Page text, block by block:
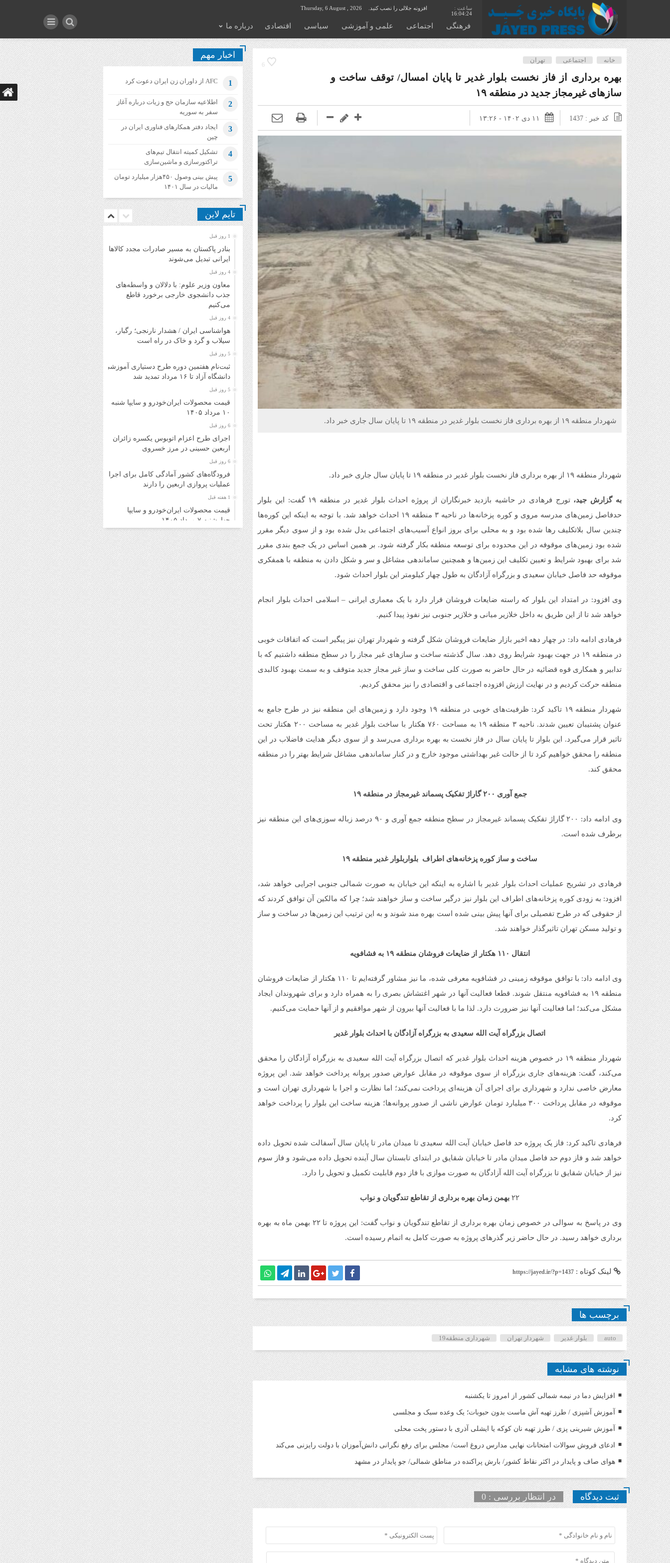
16:04:25
افزونه جلالی را نصب کنید. Thursday, 6 August , 2026
فرهنگی اجتماعی علمی و آموزشی سیاسی اقتصادی درباره ما
6
خانه اجتماعی تهران
بهره برداری از فاز نخست بلوار غدیر تا پایان امسال/ توقف ساخت و
سازهای غیرمجاز جدید در منطقه ۱۹
کد خبر : 1437 ۱۱ دی ۱۴۰۲ - ۱۳:۲۶
شهردار منطقه ۱۹ از بهره برداری فاز نخست بلوار غدیر در منطقه ۱۹ تا پایان سال جاری خبر داد.
شهردار منطقه ۱۹ از بهره برداری فاز نخست بلوار غدیر در منطقه ۱۹ تا پایان سال جاری خبر داد.
به گزارش جید،
تورج فرهادی در حاشیه بازدید خبرنگاران از پروژه احداث بلوار غدیر در منطقه ۱۹ گفت: این بلوار
حدفاصل زمین‌های مدرسه مروی و کوره پزخانه‌ها در ناحیه ۳ منطقه ۱۹ احداث خواهد شد. با توجه به اینکه این کوره‌ها
چندین سال بلاتکلیف رها شده بود و به محلی برای بروز انواع آسیب‌های اجتماعی بدل شده بود و از سوی دیگر مقرر
شده بود زمین‌های موقوفه در این محدوده برای توسعه منطقه بکار گرفته شود. بر همین اساس در یک جمع بندی مقرر
شد برای بهبود شرایط و تعیین تکلیف این زمین‌ها و همچنین ساماندهی مشاغل و سر و شکل دادن به منطقه با همفکری
موقوفه حد فاصل خیابان سعیدی و بزرگراه آزادگان به طول چهار کیلومتر این بلوار احداث شود.
وی افزود: در امتداد این بلوار که راسته ضایعات فروشان قرار دارد با یک معماری ایرانی – اسلامی احداث بلوار انجام
خواهد شد تا از این طریق به داخل خلازیر میانی و خلازیر جنوبی نیز نفوذ پیدا کنیم.
فرهادی ادامه داد: در چهار دهه اخیر بازار ضایعات فروشان شکل گرفته و شهردار تهران نیز پیگیر است که اتفاقات خوبی
در منطقه ۱۹ در جهت بهبود شرایط روی دهد. سال گذشته ساخت و سازهای غیر مجاز را در سطح منطقه داشتیم که با
تدابیر و همکاری قوه قضائیه در حال حاضر به صورت کلی ساخت و ساز غیر مجاز جدید متوقف و به سمت بهبود کالبدی
منطقه حرکت کردیم و در نهایت ارزش افزوده اجتماعی و اقتصادی را نیز محقق کردیم.
شهردار منطقه ۱۹ تاکید کرد: ظرفیت‌های خوبی در منطقه ۱۹ وجود دارد و زمین‌های این منطقه نیز در طرح جامع به
عنوان پشتیبان تعیین شدند. ناحیه ۳ منطقه ۱۹ به مساحت ۷۶۰ هکتار با ساخت بلوار غدیر به مساحت ۲۰۰ هکتار تحت
تاثیر قرار می‌گیرد. این بلوار تا پایان سال در فاز نخست به بهره برداری می‌رسد و از سوی دیگر هدایت فاضلاب در این
منطقه را محقق خواهیم کرد تا از حالت غیر بهداشتی موجود خارج و در کنار ساماندهی مشاغل شرایط بهتر را در منطقه
محقق کند.
جمع آوری ۲۰۰ گاراژ تفکیک پسماند غیرمجاز در منطقه ۱۹
وی ادامه داد: ۲۰۰ گاراژ تفکیک پسماند غیرمجاز در سطح منطقه جمع آوری و ۹۰ درصد زباله سوزی‌های این منطقه نیز
برطرف شده است.
ساخت و ساز کوره پزخانه‌های اطراف بلواربلوار غدیر منطقه ۱۹
فرهادی در تشریح عملیات احداث بلوار غدیر با اشاره به اینکه این خیابان به صورت شمالی جنوبی اجرایی خواهد شد،
افزود: به زودی کوره پزخانه‌های اطراف این بلوار نیز درگیر ساخت و ساز خواهند شد؛ چرا که مالکین آن توافق کردند که
از حقوقی که در طرح تفصیلی برای آنها پیش بینی شده است بهره مند شوند و به این ترتیب این زمین‌ها در ساخت و ساز
و تولید مسکن تهران تاثیرگذار خواهند شد.
انتقال ۱۱۰ هکتار از ضایعات فروشان منطقه ۱۹ به فشافویه
وی ادامه داد: با توافق موقوفه زمینی در فشافویه معرفی شده، ما نیز مشاور گرفته‌ایم تا ۱۱۰ هکتار از ضایعات فروشان
منطقه ۱۹ به فشافویه منتقل شوند. قطعا فعالیت آنها در شهر اغتشاش بصری را به همراه دارد و برای شهروندان ایجاد
مشکل می‌کند؛ اما فعالیت آنها نیز ضرورت دارد. لذا ما با فعالیت آنها بیرون از شهر موافقیم و از آنها حمایت می‌کنیم.
اتصال بزرگراه آیت الله سعیدی به بزرگراه آزادگان با احداث بلوار غدیر
شهردار منطقه ۱۹ در خصوص هزینه احداث بلوار غدیر که اتصال بزرگراه آیت الله سعیدی به بزرگراه آزادگان را محقق
می‌کند، گفت: هزینه‌های جاری بزرگراه از سوی موقوفه در مقابل عوارض صدور پروانه پرداخت خواهد شد. این پروژه
معارض خاصی ندارد و شهرداری برای اجرای آن هزینه‌ای پرداخت نمی‌کند؛ اما نظارت و اجرا با شهرداری تهران است و
موقوفه در مقابل پرداخت ۳۰۰ میلیارد تومان عوارض ناشی از صدور پروانه‌ها؛ هزینه ساخت این بلوار را پرداخت خواهد
کرد.
فرهادی تاکید کرد: فاز یک پروژه حد فاصل خیابان آیت الله سعیدی تا میدان مادر تا پایان سال آسفالت شده تحویل داده
خواهد شد و فاز دوم حد فاصل میدان مادر تا خیابان شقایق در ابتدای تابستان سال آینده تحویل داده می‌شود و فاز سوم
نیز از خیابان شقایق تا بزرگراه آیت الله آزادگان به صورت موازی با فاز دوم قابلیت تکمیل و تحویل را دارد.
۲۲ بهمن زمان بهره برداری از تقاطع تندگویان و نواب
وی در پاسخ به سوالی در خصوص زمان بهره برداری از تقاطع تندگویان و نواب گفت: این پروژه تا ۲۲ بهمن ماه به بهره
برداری خواهد رسید. در حال حاضر زیر گذرهای پروژه به صورت کامل به اتمام رسیده است.
لینک کوتاه : https://jayed.ir/?p=1437
برچسب ها
auto بلوار غدیر شهردار تهران شهرداری منطقه19
نوشته های مشابه
افزایش دما در نیمه شمالی کشور از امروز تا یکشنبه
آموزش آشپزی / طرز تهیه آش ماست بدون حبوبات؛ یک وعده سبک و مجلسی
آموزش شیرینی پزی / طرز تهیه نان کوکه یا ایشلی آذری با دستور پخت محلی
ادعای فروش سوالات امتحانات نهایی مدارس دروغ است/ مجلس برای رفع نگرانی دانش‌آموزان با دولت رایزنی می‌کند
هوای صاف و پایدار در اکثر نقاط کشور/ بارش پراکنده در مناطق شمالی/ جو پایدار در مشهد
ثبت دیدگاه در انتظار بررسی : 0
اخبار مهم
1 AFC از داوران زن ایران دعوت کرد
2
اطلاعیه‌ سازمان حج و زیات درباره آغاز
سفر به سوریه
3
ایجاد دفتر همکارهای فناوری ایران در
چین
4
تشکیل کمیته انتقال تیم‌های
تراکتورسازی و ماشین‌سازی
5
پیش بینی وصول ۴۵۰هزار میلیارد تومان
مالیات در سال ۱۴۰۱
تایم لاین
1 روز قبل
بنادر پاکستان به مسیر صادرات مجدد کالاهای
ایرانی تبدیل می‌شوند
4 روز قبل
معاون وزیر علوم: با دلالان و واسطه‌های
جذب دانشجوی خارجی برخورد قاطع
می‌کنیم
4 روز قبل
هواشناسی ایران / هشدار نارنجی؛ رگبار،
سیلاب و گرد و خاک در راه است
5 روز قبل
ثبت‌نام هفتمین دوره طرح دستیاری آموزشی
دانشگاه آزاد تا ۱۶ مرداد تمدید شد
5 روز قبل
قیمت محصولات ایران‌خودرو و سایپا شنبه
۱۰ مرداد ۱۴۰۵
6 روز قبل
اجرای طرح اعزام اتوبوس یکسره زائران
اربعین حسینی در مرز خسروی
6 روز قبل
فرودگاه‌های کشور آمادگی کامل برای اجرای
عملیات پروازی اربعین را دارند
1 هفته قبل
قیمت محصولات ایران‌خودرو و سایپا
چهارشنبه ۷ مرداد ۱۴۰۵
1 هفته قبل
قیمت محصولات ایران‌خودرو و سایپا
سه‌شنبه ۶ مرداد ۱۴۰۵
1 هفته قبل
خرید اینترنتی بلیت اتوبوس برای برگشت
زائران امکان‌پذیر شد
1 هفته قبل
قیمت روز محصولات ایران‌خودرو و سایپا
دوشنبه ۵ مرداد ۱۴۰۵
1 هفته قبل
قیمت محصولات ایران‌خودرو و سایپا یکشنبه
۴ مرداد ۱۴۰۵
1 هفته قبل
قیمت روز محصولات ایران‌خودرو و سایپا
شنبه ۳ مرداد ۱۴۰۵
1 هفته قبل
ثبت‌نام بیش از ۱۵ هزار داوطلب دستیاری
آموزشی تا امروز/ مهلت ثبت نام تمدید شد
1 هفته قبل
افزایش دما در نیمه شمالی کشور از امروز
تا یکشنبه